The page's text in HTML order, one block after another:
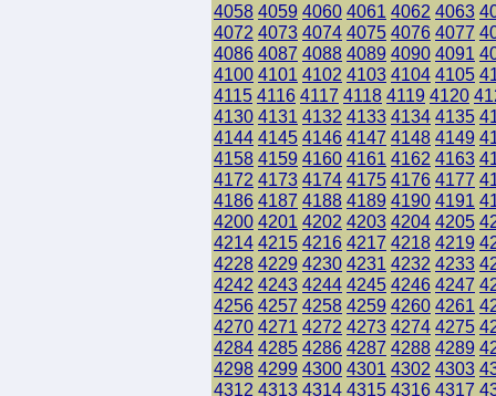
4058 4059 4060 4061 4062 4063
4072 4073 4074 4075 4076 4077
4086 4087 4088 4089 4090 4091
4100 4101 4102 4103 4104 4105
4115 4116 4117 4118 4119 4120
4130 4131 4132 4133 4134 4135
4144 4145 4146 4147 4148 4149
4158 4159 4160 4161 4162 4163
4172 4173 4174 4175 4176 4177
4186 4187 4188 4189 4190 4191
4200 4201 4202 4203 4204 4205
4214 4215 4216 4217 4218 4219
4228 4229 4230 4231 4232 4233
4242 4243 4244 4245 4246 4247
4256 4257 4258 4259 4260 4261
4270 4271 4272 4273 4274 4275
4284 4285 4286 4287 4288 4289
4298 4299 4300 4301 4302 4303
4312 4313 4314 4315 4316 4317